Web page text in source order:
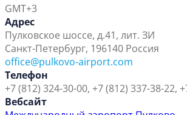
GMT+3
Адрес
Пулковское шоссе, д.41, лит. ЗИ
Санкт-Петербург, 196140 Россия
office@pulkovo-airport.com
Телефон
+7 (812) 324-30-00, +7 (812) 337-38-22,
Вебсайт